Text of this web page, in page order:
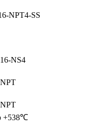
NPT4-SS
NS4
+538℃